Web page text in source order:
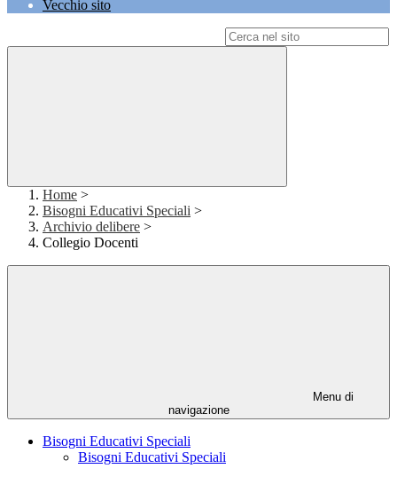
Vecchio sito
Home >
Bisogni Educativi Speciali >
Archivio delibere >
Collegio Docenti
Menu di
navigazione
Bisogni Educativi Speciali
Bisogni Educativi Speciali